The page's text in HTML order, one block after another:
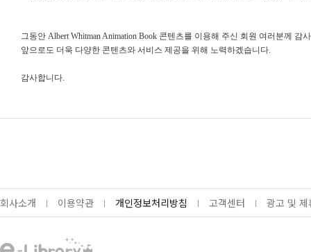
그동안 Albert Whitman Animation Book 콘텐츠를 이용해 주신 회원 여러분께 감
앞으로도 더욱 다양한 콘텐츠와 서비스 제공을 위해 노력하겠습니다.
감사합니다.
회사소개 이용약관 개인정보처리방침 고객센터 광고 및 제